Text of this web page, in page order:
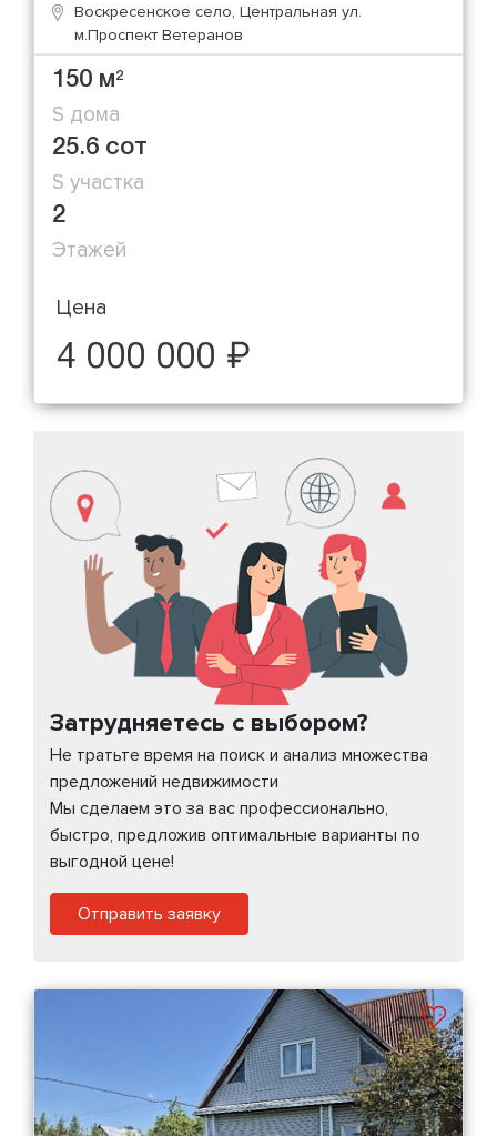
Воскресенское село, Центральная ул.
м.Проспект Ветеранов
150 м2
S дома
25.6 сот
S участка
2
Этажей
Цена
4 000 000 ₽
Затрудняетесь с выбором?
Не тратьте время на поиск и анализ множества
предложений недвижимости
Мы сделаем это за вас профессионально,
быстро, предложив оптимальные варианты по
выгодной цене!
Отправить заявку